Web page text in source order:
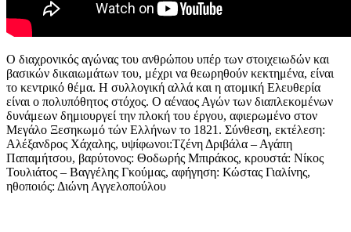
Ο διαχρονικός αγώνας του ανθρώπου υπέρ των στοιχειωδών και
βασικών δικαιωμάτων του, μέχρι να θεωρηθούν κεκτημένα, είναι
το κεντρικό θέμα. Η συλλογική αλλά και η ατομική Ελευθερία
είναι ο πολυπόθητος στόχος. Ο αέναος Αγών των διαπλεκομένων
δυνάμεων δημιουργεί την πλοκή του έργου, αφιερωμένο στον
Μεγάλο Ξεσηκωμό τών Ελλήνων το 1821. Σύνθεση, εκτέλεση:
Αλέξανδρος Χάχαλης, υψίφωνοι:Τζένη Δριβάλα – Αγάπη
Παπαμήτσου, βαρύτονος: Θοδωρής Μπιράκος, κρουστά: Νίκος
Τουλιάτος – Βαγγέλης Γκούμας, αφήγηση: Κώστας Γιαλίνης,
ηθοποιός: Διώνη Αγγελοπούλου